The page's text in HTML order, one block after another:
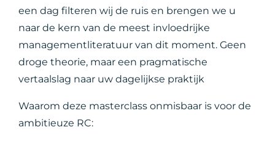
een dag filteren wij de ruis en brengen we u
naar de kern van de meest invloedrijke
managementliteratuur van dit moment. Geen
droge theorie, maar een pragmatische
vertaalslag naar uw dagelijkse praktijk
Waarom deze masterclass onmisbaar is voor de
ambitieuze RC: